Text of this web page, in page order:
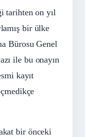
tarihten on yıl
bir ülke
Bürosu Genel
ile bu onayın
kayıt
bir önceki